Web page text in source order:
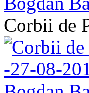
Corbii de